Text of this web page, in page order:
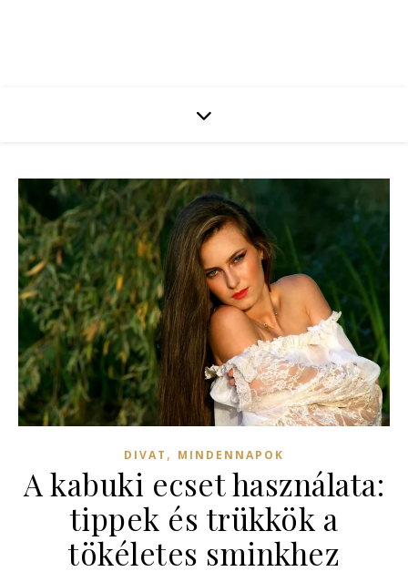
DIVAT , MINDENNAPOK
A kabuki ecset használata:
tippek és trükkök a
tökéletes sminkhez